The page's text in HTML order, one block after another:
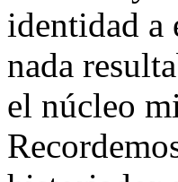
identidad a
nada
el núcleo